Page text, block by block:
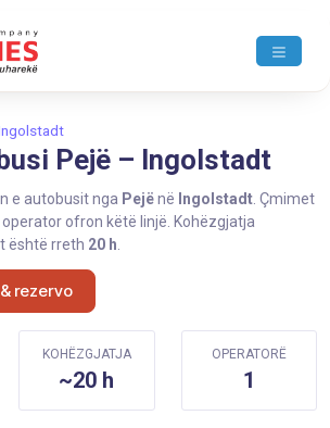
Pejë – Ingolstadt
e autobusit nga Pejënë Ingolstadt . Çmimet
operator ofron këtë linjë. Kohëzgjatja
është rreth 20 h
rezervo
KOHËZGJATJA
~20 h
OPERATORË
1